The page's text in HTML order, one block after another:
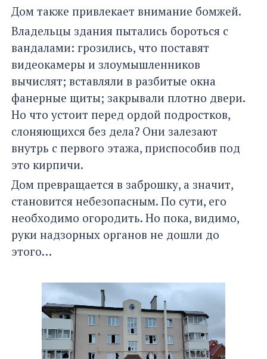
Дом также привлекает внимание бомжей.
Владельцы здания пытались бороться с
вандалами: грозились, что поставят
видеокамеры и злоумышленников
вычислят; вставляли в разбитые окна
фанерные щиты; закрывали плотно двери.
Но что устоит перед ордой подростков,
слоняющихся без дела? Они залезают
внутрь с первого этажа, приспособив под
это кирпичи.
Дом превращается в заброшку, а значит,
становится небезопасным. По сути, его
необходимо огородить. Но пока, видимо,
руки надзорных органов не дошли до
этого…